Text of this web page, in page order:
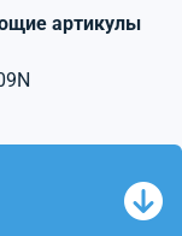
артикулы